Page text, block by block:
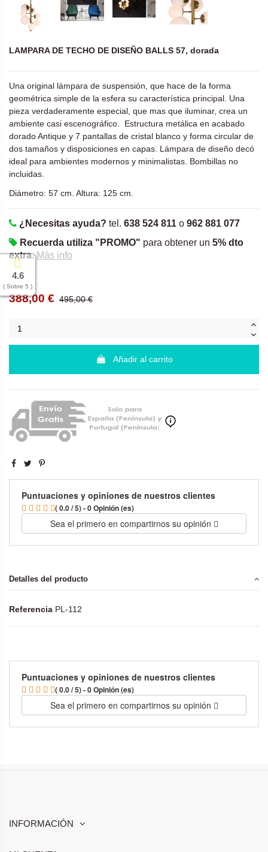
4.6
( Sobre 5 )
LAMPARA DE TECHO DE DISEÑO BALLS 57, dorada
Una original lámpara de suspensión, que hace de la forma
geométrica simple de la esfera su característica principal. Una
pieza verdaderamente especial, que mas que iluminar, crea un
ambiente casi escenográfico. Estructura metálica en acabado
dorado Antique y 7 pantallas de cristal blanco y forma circular de
dos tamaños y disposiciones en capas. Lámpara de diseño decó
ideal para ambientes modernos y minimalistas. Bombillas no
incluidas.
Diámetro: 57 cm. Altura: 125 cm.
¿Necesitas ayuda? tel. 638 524 811 o 962 881 077
Recuerda utiliza "PROMO" para obtener un 5% dto
extra.Más info
388,00 € 495,00 €
Añadir al carrito
Puntuaciones y opiniones de nuestros clientes
( 0.0 / 5) - 0 Opinión (es)
Sea el primero en compartirnos su opinión
Detalles del producto
Referencia PL-112
Puntuaciones y opiniones de nuestros clientes
( 0.0 / 5) - 0 Opinión (es)
Sea el primero en compartirnos su opinión
INFORMACIÓN